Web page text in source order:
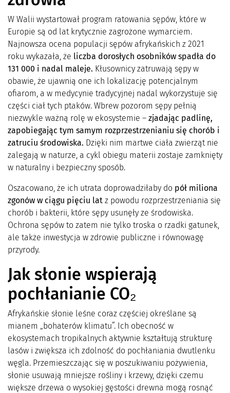
W Walii wystartował program ratowania sępów, które w
Europie są od lat krytycznie zagrożone wymarciem.
Najnowsza ocena populacji sępów afrykańskich z 2021
roku wykazała, że ​​liczba dorosłych osobników spadła do
131 000 i nadal maleje. Kłusownicy zatruwają sępy w
obawie, że ujawnią one ich lokalizację potencjalnym
ofiarom, a w medycynie tradycyjnej nadal wykorzystuje się
części ciał tych ptaków. Wbrew pozorom sępy pełnią
niezwykle ważną rolę w ekosystemie – zjadając padlinę,
zapobiegając tym samym rozprzestrzenianiu się chorób i
zatruciu środowiska. Dzięki nim martwe ciała zwierząt nie
zalegają w naturze, a cykl obiegu materii zostaje zamknięty
w naturalny i bezpieczny sposób.
Oszacowano, że ich utrata doprowadziłaby do pół miliona
zgonów w ciągu pięciu lat z powodu rozprzestrzeniania się
chorób i bakterii, które sępy usunęły ze środowiska.
Ochrona sępów to zatem nie tylko troska o rzadki gatunek,
ale także inwestycja w zdrowie publiczne i równowagę
przyrody.
Jak słonie wspierają
pochłanianie CO₂
Afrykańskie słonie leśne coraz częściej określane są
mianem „bohaterów klimatu”. Ich obecność w
ekosystemach tropikalnych aktywnie kształtują strukturę
lasów i zwiększa ich zdolność do pochłaniania dwutlenku
węgla. Przemieszczając się w poszukiwaniu pożywienia,
słonie usuwają mniejsze rośliny i krzewy, dzięki czemu
większe drzewa o wysokiej gęstości drewna mogą rosnąć